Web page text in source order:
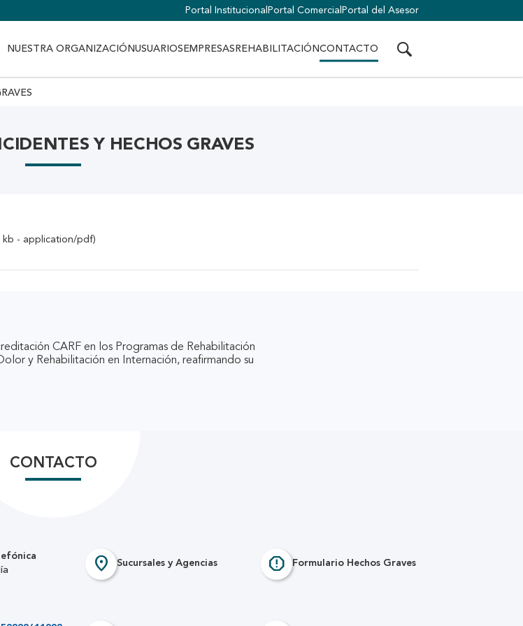
Portal Institucional Portal Comercial Portal del Asesor
NUESTRA ORGANIZACIÓNUSUARIOS EMPRESAS REHABILITACIÓNCONTACTO
Y HECHOS GRAVES
kb - application/pdf)
CARF en los Programas de Rehabilitación
y Rehabilitación en Internación, reafirmando su
CONTACTO
location_on Sucursales y Agencias report Formulario Hechos Graves